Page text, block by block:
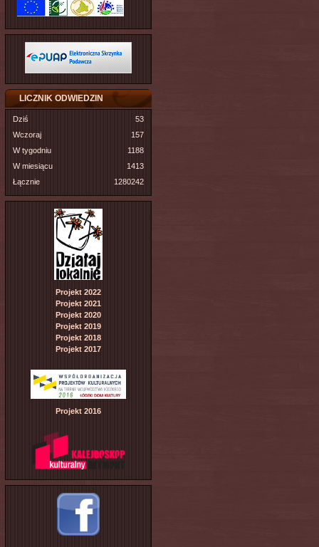
LICZNIK ODWIEDZIN
Dziś
53
Wczoraj
157
W tygodniu
1188
W miesiącu
1413
Łącznie
1280242
Projekt 2022
Projekt 2021
Projekt 2020
Projekt 2019
Projekt 2018
Projekt 2017
Projekt 2016